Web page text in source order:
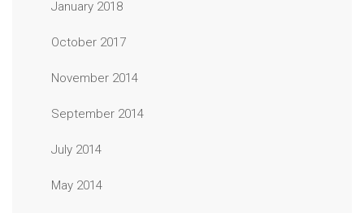
January 2018
October 2017
November 2014
September 2014
July 2014
May 2014